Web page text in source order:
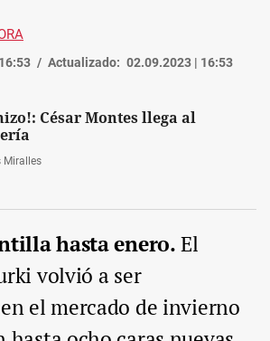
Actualizado: 02.09.2023 | 16:53
César Montes llega al
Miralles
hasta enero.El
volvió a ser
el mercado de invierno